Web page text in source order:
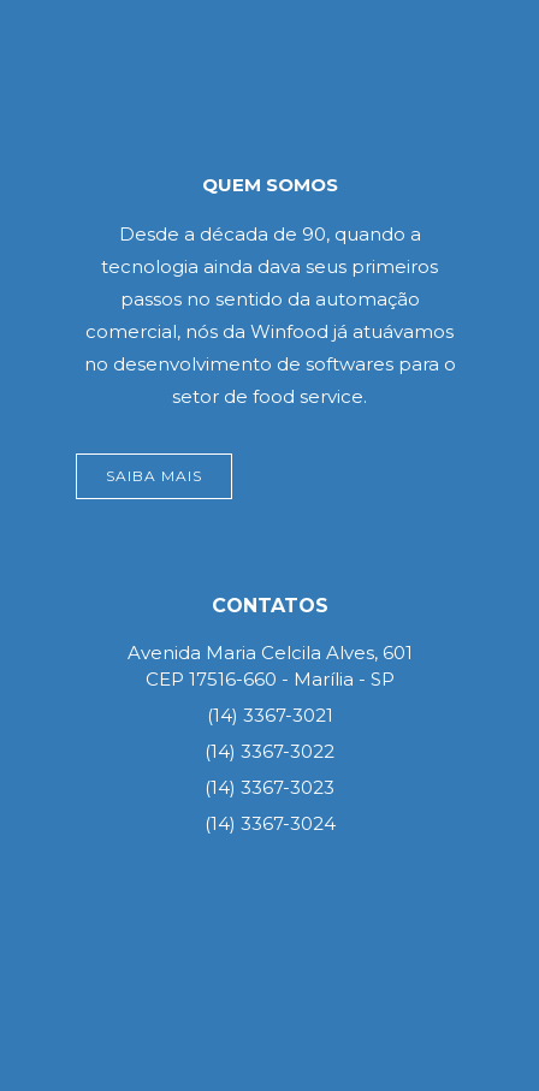
QUEM SOMOS
Desde a década de 90, quando a
tecnologia ainda dava seus primeiros
passos no sentido da automação
comercial, nós da Winfood já atuávamos
no desenvolvimento de softwares para o
setor de food service.
SAIBA MAIS
CONTATOS
Avenida Maria Celcila Alves, 601
CEP 17516-660 - Marília - SP
(14) 3367-3021
(14) 3367-3022
(14) 3367-3023
(14) 3367-3024